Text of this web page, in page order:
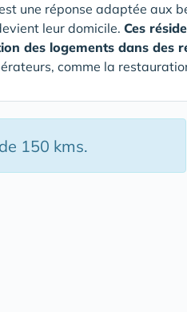
une réponse adaptée aux
leur domicile. Ces
des logements dans des
comme la
150 kms.